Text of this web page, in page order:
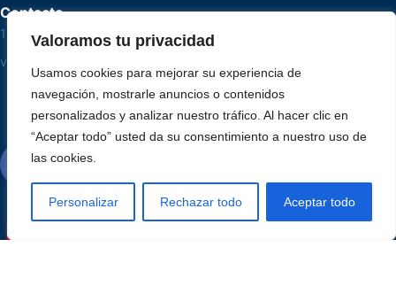
Valoramos tu privacidad
Usamos cookies para mejorar su experiencia de
navegación, mostrarle anuncios o contenidos
personalizados y analizar nuestro tráfico. Al hacer clic en
“Aceptar todo” usted da su consentimiento a nuestro uso de
las cookies.
Personalizar Rechazar todo Aceptar todo
Contacto
15 3033-8008
vendas@alutal.com.br